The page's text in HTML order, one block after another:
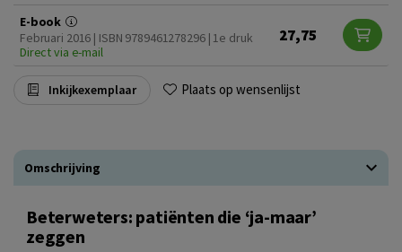
E-book
Februari 2016 | ISBN 9789461278296 | 1e druk
Direct via e-mail
27,75
Inkijkexemplaar Plaats op wensenlijst
Omschrijving
Beterweters: patiënten die ‘ja-maar’
zeggen